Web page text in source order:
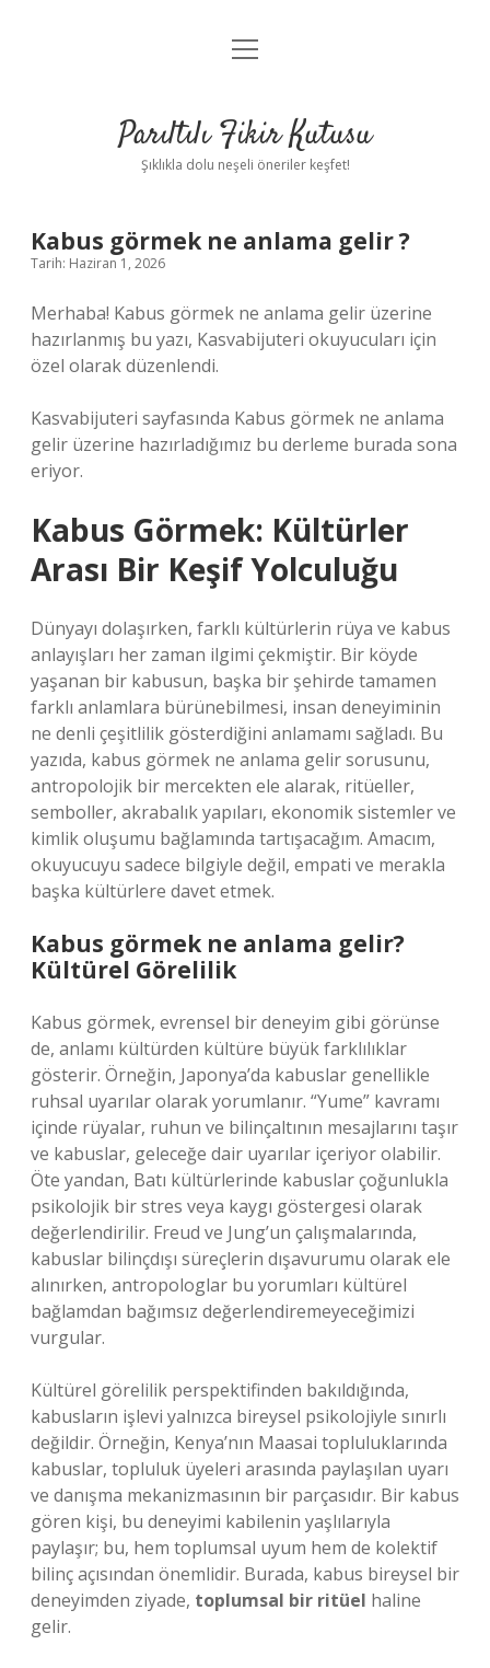
Anasayfa
Yasal Uyarı
menüyü
Parıltılı Fikir Kutusu
Şıklıkla dolu neşeli öneriler keşfet!
Kabus görmek ne anlama gelir ?
Tarih: Haziran 1, 2026
Merhaba! Kabus görmek ne anlama gelir üzerine
hazırlanmış bu yazı, Kasvabijuteri okuyucuları için
özel olarak düzenlendi.
Kasvabijuteri sayfasında Kabus görmek ne anlama
gelir üzerine hazırladığımız bu derleme burada sona
eriyor.
Kabus Görmek: Kültürler
Arası Bir Keşif Yolculuğu
Dünyayı dolaşırken, farklı kültürlerin rüya ve kabus
anlayışları her zaman ilgimi çekmiştir. Bir köyde
yaşanan bir kabusun, başka bir şehirde tamamen
farklı anlamlara bürünebilmesi, insan deneyiminin
ne denli çeşitlilik gösterdiğini anlamamı sağladı. Bu
yazıda, kabus görmek ne anlama gelir sorusunu,
antropolojik bir mercekten ele alarak, ritüeller,
semboller, akrabalık yapıları, ekonomik sistemler ve
kimlik oluşumu bağlamında tartışacağım. Amacım,
okuyucuyu sadece bilgiyle değil, empati ve merakla
başka kültürlere davet etmek.
Kabus görmek ne anlama gelir?
Kültürel Görelilik
Kabus görmek, evrensel bir deneyim gibi görünse
de, anlamı kültürden kültüre büyük farklılıklar
gösterir. Örneğin, Japonya’da kabuslar genellikle
ruhsal uyarılar olarak yorumlanır. “Yume” kavramı
içinde rüyalar, ruhun ve bilinçaltının mesajlarını taşır
ve kabuslar, geleceğe dair uyarılar içeriyor olabilir.
Öte yandan, Batı kültürlerinde kabuslar çoğunlukla
psikolojik bir stres veya kaygı göstergesi olarak
değerlendirilir. Freud ve Jung’un çalışmalarında,
kabuslar bilinçdışı süreçlerin dışavurumu olarak ele
alınırken, antropologlar bu yorumları kültürel
bağlamdan bağımsız değerlendiremeyeceğimizi
vurgular.
Kültürel görelilik perspektifinden bakıldığında,
kabusların işlevi yalnızca bireysel psikolojiyle sınırlı
değildir. Örneğin, Kenya’nın Maasai topluluklarında
kabuslar, topluluk üyeleri arasında paylaşılan uyarı
ve danışma mekanizmasının bir parçasıdır. Bir kabus
gören kişi, bu deneyimi kabilenin yaşlılarıyla
paylaşır; bu, hem toplumsal uyum hem de kolektif
bilinç açısından önemlidir. Burada, kabus bireysel bir
deneyimden ziyade, toplumsal bir ritüel haline
gelir.